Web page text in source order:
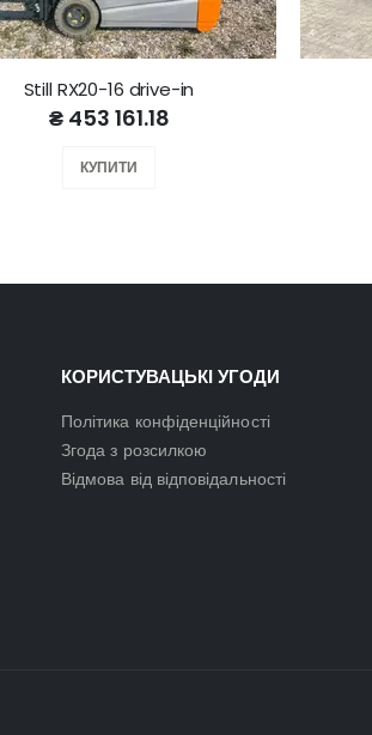
Still RX20-16 drive-in
₴ 453 161.18
КУПИТИ
КОРИСТУВАЦЬКІ УГОДИ
Політика конфіденційності
Згода з розсилкою
Відмова від відповідальності